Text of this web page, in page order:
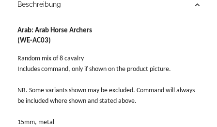
Beschreibung
Arab: Arab Horse Archers
(WE-AC03)
Random mix of 8 cavalry
Includes command, only if shown on the product picture.
NB. Some variants shown may be excluded. Command will always
be included where shown and stated above.
15mm, metal